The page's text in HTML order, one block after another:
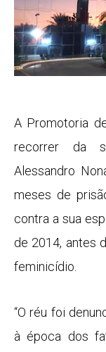
A Promotoria
recorrer da
Alessandro
meses de
contra a sua
de 2014, antes
feminicídio.
“O réu foi
à época dos